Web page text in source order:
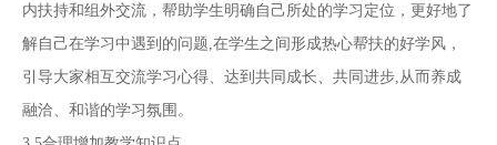
内扶持和组外交流，帮助学生明确自己所处的学习定位，更好地了
解自己在学习中遇到的问题,在学生之间形成热心帮扶的好学风，
引导大家相互交流学习心得、达到共同成长、共同进步,从而养成
融洽、和谐的学习氛围。